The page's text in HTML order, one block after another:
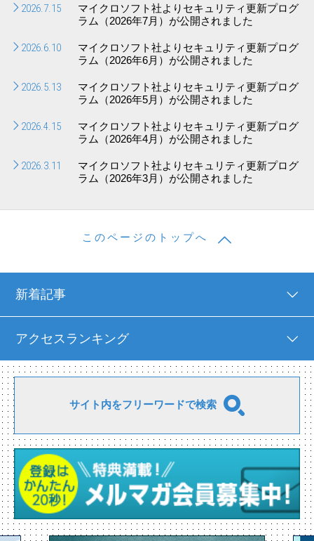
2026.7.15
マイクロソフト社よりセキュリティ更新プログ
ラム（2026年7月）が公開されました
2026.6.10
マイクロソフト社よりセキュリティ更新プログ
ラム（2026年6月）が公開されました
2026.5.13
マイクロソフト社よりセキュリティ更新プログ
ラム（2026年5月）が公開されました
2026.4.15
マイクロソフト社よりセキュリティ更新プログ
ラム（2026年4月）が公開されました
2026.3.11
マイクロソフト社よりセキュリティ更新プログ
ラム（2026年3月）が公開されました
このページのトップへ
新着記事
アクセスランキング
サイト内をフリーワードで検索